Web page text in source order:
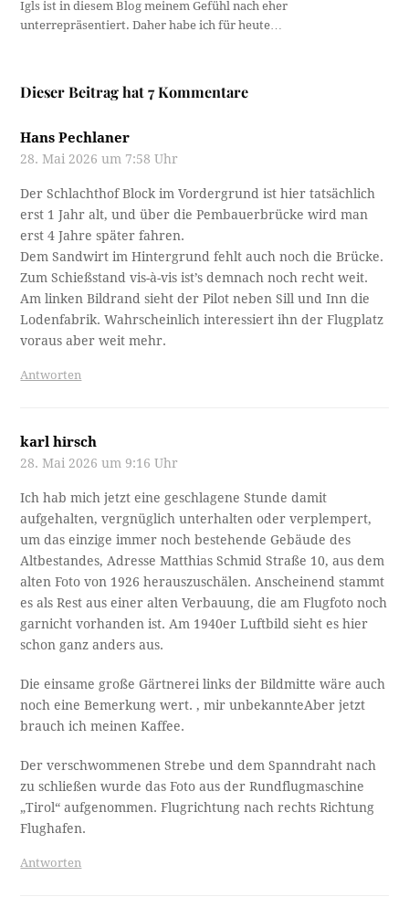
Igls ist in diesem Blog meinem Gefühl nach eher
unterrepräsentiert. Daher habe ich für heute…
Dieser Beitrag hat 7 Kommentare
Hans Pechlaner
28. Mai 2026 um 7:58 Uhr
Der Schlachthof Block im Vordergrund ist hier tatsächlich
erst 1 Jahr alt, und über die Pembauerbrücke wird man
erst 4 Jahre später fahren.
Dem Sandwirt im Hintergrund fehlt auch noch die Brücke.
Zum Schießstand vis-à-vis ist’s demnach noch recht weit.
Am linken Bildrand sieht der Pilot neben Sill und Inn die
Lodenfabrik. Wahrscheinlich interessiert ihn der Flugplatz
voraus aber weit mehr.
Antworten
karl hirsch
28. Mai 2026 um 9:16 Uhr
Ich hab mich jetzt eine geschlagene Stunde damit
aufgehalten, vergnüglich unterhalten oder verplempert,
um das einzige immer noch bestehende Gebäude des
Altbestandes, Adresse Matthias Schmid Straße 10, aus dem
alten Foto von 1926 herauszuschälen. Anscheinend stammt
es als Rest aus einer alten Verbauung, die am Flugfoto noch
garnicht vorhanden ist. Am 1940er Luftbild sieht es hier
schon ganz anders aus.
Die einsame große Gärtnerei links der Bildmitte wäre auch
noch eine Bemerkung wert. , mir unbekannteAber jetzt
brauch ich meinen Kaffee.
Der verschwommenen Strebe und dem Spanndraht nach
zu schließen wurde das Foto aus der Rundflugmaschine
„Tirol“ aufgenommen. Flugrichtung nach rechts Richtung
Flughafen.
Antworten